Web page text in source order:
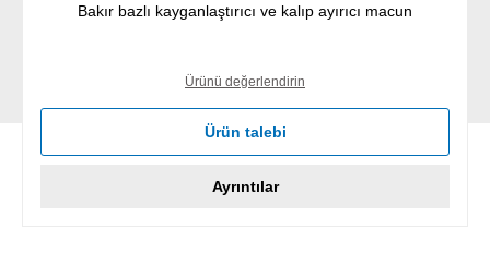
Bakır bazlı kayganlaştırıcı ve kalıp ayırıcı macun
Ürünü değerlendirin
Ürün talebi
Ayrıntılar